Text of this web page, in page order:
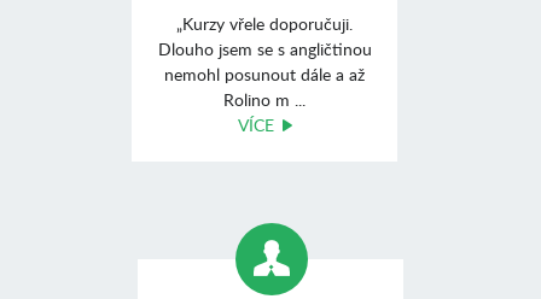
„Kurzy vřele doporučuji.
Dlouho jsem se s angličtinou
nemohl posunout dále a až
Rolino m ...
VÍCE